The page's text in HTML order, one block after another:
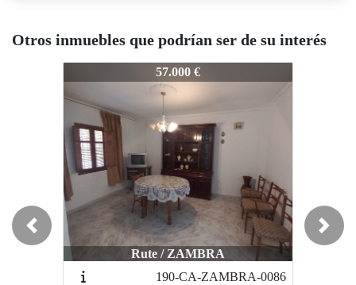
Otros inmuebles que podrían ser de su interés
CA-HIGUERAL-0145
Rute / ZAMBRA
190-CA-ZAMBRA-0086
353-CA-HIGUERAL-0145
65.000 €
Rute / BARRIO ALTO
159-CA-ALTA-0068
Previous Next